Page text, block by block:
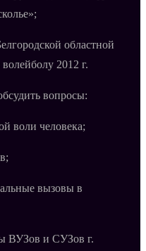
областной
2012 г.
вопросы:
воли человека;
вызовы в
ВУЗов и СУЗов г.